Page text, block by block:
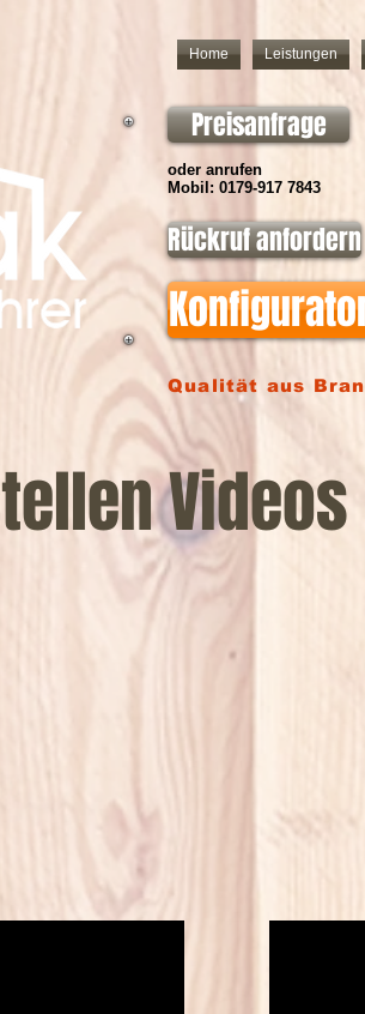
Home Leistungen
Preisanfrage
oder anrufen
Mobil: 0179-917 7843
Rückruf anfordern
Qualität aus
Videos